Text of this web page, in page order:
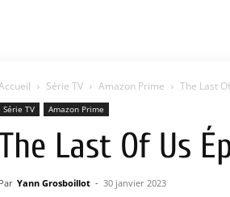
Série TV Amazon Prime The Last
Série TV Amazon Prime
Last Of Us
Par Yann Grosboillot - 30 janvier 2023